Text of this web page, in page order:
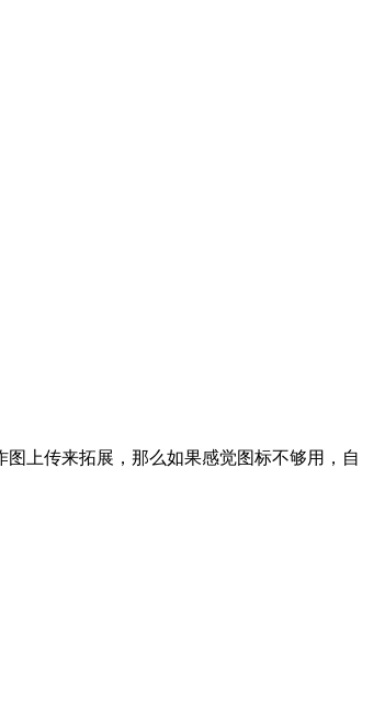
上传来拓展，那么如果感觉图标不够用，自